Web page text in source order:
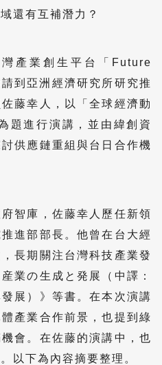
還有互補潛力？
產業創生平台「Future
到亞洲經濟研究所研究推
藤幸人，以「全球經濟動
題進行演講，並由緯創資
供應鏈重組與台日合作機
智庫，佐藤幸人歷任新領
進部部長。他曾在台大經
長期關注台灣科技產業發
業の生成と発展（中譯：
展）》等書。在本次演講
產業合作前景，也提到綠
會。在佐藤的演講中，也
以下為內容摘要整理。